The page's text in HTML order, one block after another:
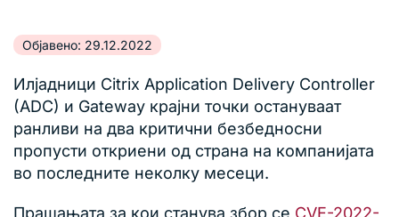
Објавено: 29.12.2022
Илјадници Citrix Application Delivery Controller
(ADC) и Gateway крајни точки остануваат
ранливи на два критични безбедносни
пропусти откриени од страна на компанијата
во последните неколку месеци.
Прашањата за кои станува збор се CVE-2022-